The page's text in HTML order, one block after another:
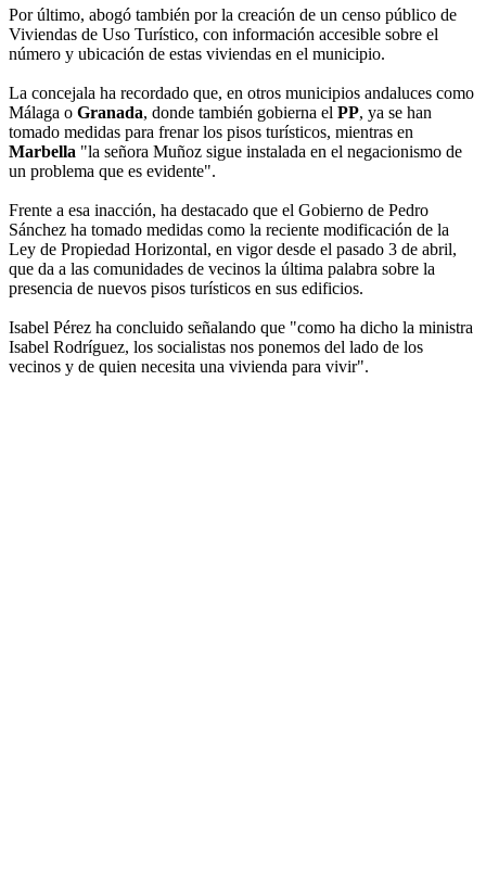
Por último, abogó también por la creación de un censo público de
Viviendas de Uso Turístico, con información accesible sobre el
número y ubicación de estas viviendas en el municipio.
La concejala ha recordado que, en otros municipios andaluces como
Málaga o Granada, donde también gobierna el PP, ya se han
tomado medidas para frenar los pisos turísticos, mientras en
Marbella "la señora Muñoz sigue instalada en el negacionismo de
un problema que es evidente".
Frente a esa inacción, ha destacado que el Gobierno de Pedro
Sánchez ha tomado medidas como la reciente modificación de la
Ley de Propiedad Horizontal, en vigor desde el pasado 3 de abril,
que da a las comunidades de vecinos la última palabra sobre la
presencia de nuevos pisos turísticos en sus edificios.
Isabel Pérez ha concluido señalando que "como ha dicho la ministra
Isabel Rodríguez, los socialistas nos ponemos del lado de los
vecinos y de quien necesita una vivienda para vivir".